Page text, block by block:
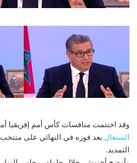
وقد اختتمت منافسات كأس أمم إفريقيا
السنغال بعد فوزه في النهائي على
التمديد.